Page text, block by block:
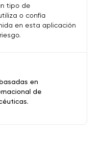
en
de
tipo de
o confía
en esta aplicación